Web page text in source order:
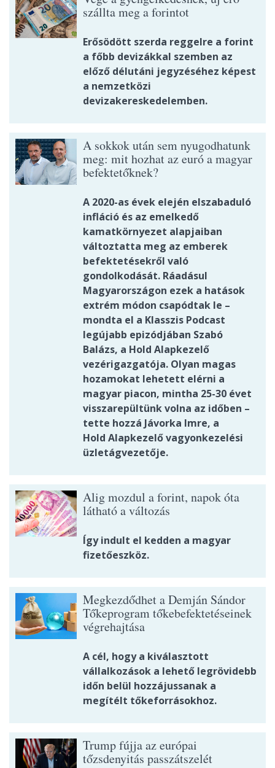
szállta meg a forintot
Erősödött szerda reggelre a forint
a főbb devizákkal szemben az
előző délutáni jegyzéséhez képest
a nemzetközi
devizakereskedelemben.
A sokkok után sem nyugodhatunk
meg: mit hozhat az euró a magyar
befektetőknek?
A 2020-as évek elején elszabaduló
infláció és az emelkedő
kamatkörnyezet alapjaiban
változtatta meg az emberek
befektetésekről való
gondolkodását. Ráadásul
Magyarországon ezek a hatások
extrém módon csapódtak le –
mondta el a Klasszis Podcast
legújabb epizódjában Szabó
Balázs, a Hold Alapkezelő
vezérigazgatója. Olyan magas
hozamokat lehetett elérni a
magyar piacon, mintha 25-30 évet
visszarepültünk volna az időben –
tette hozzá Jávorka Imre, a
Hold Alapkezelő vagyonkezelési
üzletágvezetője.
Alig mozdul a forint, napok óta
látható a változás
Így indult el kedden a magyar
fizetőeszköz.
Megkezdődhet a Demján Sándor
Tőkeprogram tőkebefektetéseinek
végrehajtása
A cél, hogy a kiválasztott
vállalkozások a lehető legrövidebb
időn belül hozzájussanak a
megítélt tőkeforrásokhoz.
Trump fújja az európai
tőzsdenyitás passzátszelét